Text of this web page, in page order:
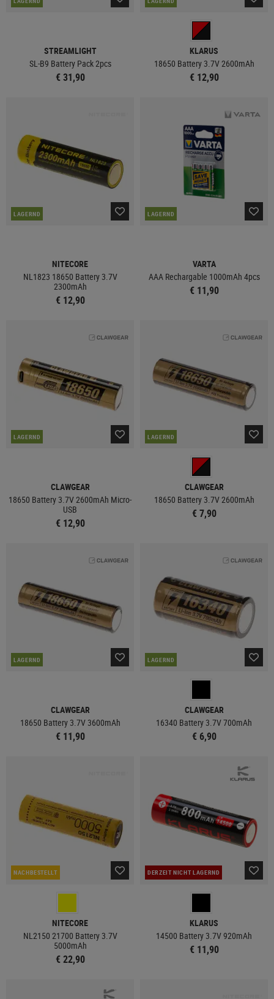
STREAMLIGHT
SL-B9 Battery Pack 2pcs
€ 31,90
KLARUS
18650 Battery 3.7V 2600mAh
€ 12,90
LAGERND
NITECORE
NL1823 18650 Battery 3.7V
2300mAh
€ 12,90
LAGERND
VARTA
AAA Rechargable 1000mAh 4pcs
€ 11,90
LAGERND
CLAWGEAR
18650 Battery 3.7V 2600mAh Micro-
USB
€ 12,90
LAGERND
CLAWGEAR
18650 Battery 3.7V 2600mAh
€ 7,90
LAGERND
CLAWGEAR
18650 Battery 3.7V 3600mAh
€ 11,90
LAGERND
CLAWGEAR
16340 Battery 3.7V 700mAh
€ 6,90
NACHBESTELLT
NITECORE
NL2150 21700 Battery 3.7V
5000mAh
€ 22,90
DERZEIT NICHT LAGERND
KLARUS
14500 Battery 3.7V 920mAh
€ 11,90